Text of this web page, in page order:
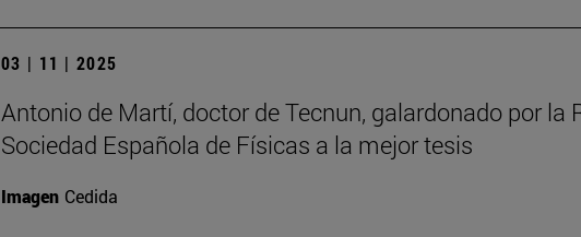
03 | 11 | 2025
Antonio de Martí, doctor de Tecnun, galardonado por la
Sociedad Española de Físicas a la mejor tesis
Imagen Cedida